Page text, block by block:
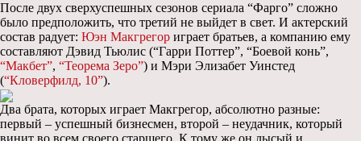
После двух сверхуспешных сезонов сериала “Фарго” сложно
было предположить, что третий не выйдет в свет. И актерский
состав радует: Юэн Макгрегор играет братьев, а компанию ему
составляют Дэвид Тьюлис (“Гарри Поттер”, “Боевой конь”,
“Макбет”, “Теорема Зеро”) и Мэри Элизабет Уинстед
(“Кловерфилд, 10”).
Два брата, которых играет Макгрегор, абсолютно разные:
первый – успешный бизнесмен, второй – неудачник, который